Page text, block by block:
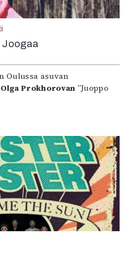
Joogaa
Oulussa asuvan
Olga Prokhorovan ”Juoppo